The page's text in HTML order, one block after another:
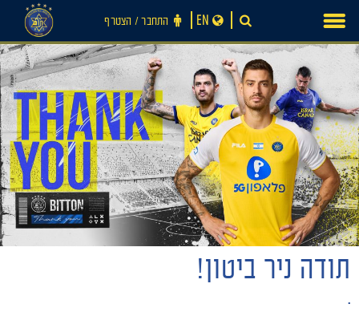
חדשות
content
התחבר ‪/‬ הצטרף EN
תודה ניר ביטון!
.